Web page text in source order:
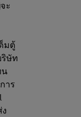
ะ
มตู้
ริษัท
าร